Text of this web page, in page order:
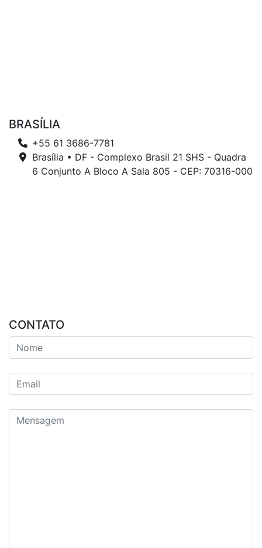
BRASÍLIA
+55 61 3686-7781
Brasília • DF - Complexo Brasil 21 SHS - Quadra
6 Conjunto A Bloco A Sala 805 - CEP: 70316-000
CONTATO